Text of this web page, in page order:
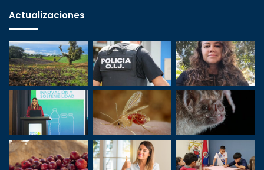
Actualizaciones